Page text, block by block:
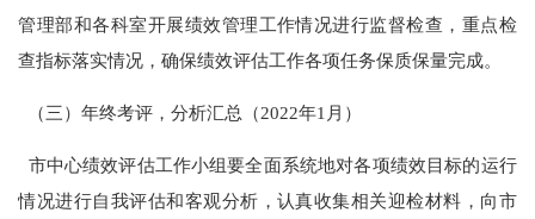
管理部和各科室开展绩效管理工作情况进行监督检查，重点检
查指标落实情况，确保绩效评估工作各项任务保质保量完成。
（三）年终考评，分析汇总（2022年1 月）
市中心绩效评估工作小组要全面系统地对各项绩效目标的运行
情况进行自我评估和客观分析，认真收集相关迎检材料，向市